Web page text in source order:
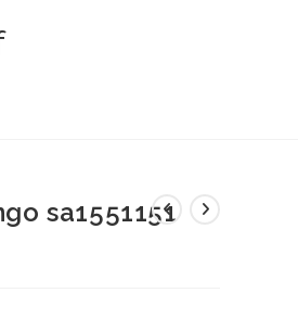
sa1551151